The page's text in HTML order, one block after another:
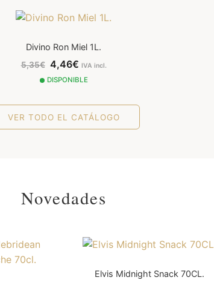
Divino Ron Miel 1L.
5,35€ 4,46€IVA incl.
DISPONIBLE
VER TODO EL CATÁLOGO
Novedades
Elvis Midnight Snack 70CL.